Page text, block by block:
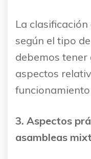
La
según el tipo
debemos tener
aspectos
3. Aspectos
asambleas